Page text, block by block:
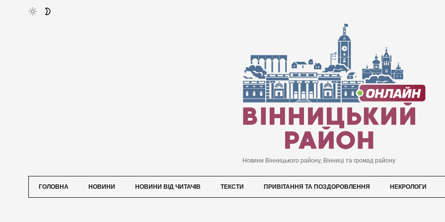
Новини Вінницького району, Вінниці та громад району
ГОЛОВНА НОВИНИ НОВИНИ ВІД ЧИТАЧІВ ТЕКСТИ ПРИВІТАННЯ ТА ПОЗДОРОВЛЕННЯ НЕКРОЛОГИ